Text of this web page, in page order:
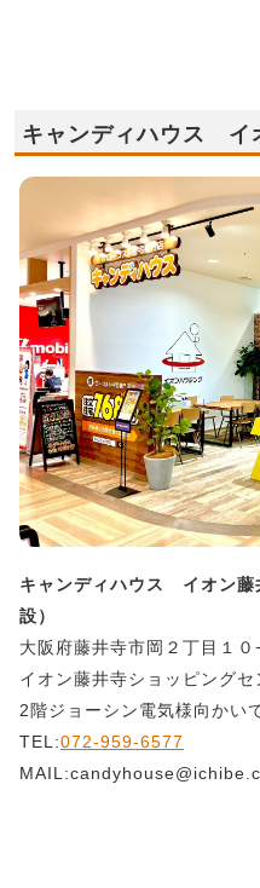
キャンディハウス イ
キャンディハウス イオン藤
設）
大阪府藤井寺市岡２丁目１０
イオン藤井寺ショッピング
2階ジョーシン電気様向かい
TEL:072-959-6577